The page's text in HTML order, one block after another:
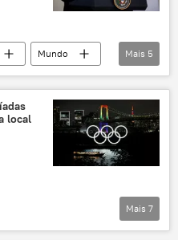
Mundo
un
Mais 5
local
abril no mundo
Mais 7